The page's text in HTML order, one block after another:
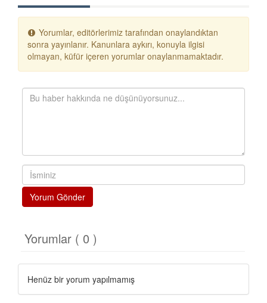
Yorumlar, editörlerimiz tarafından onaylandıktan
sonra yayınlanır. Kanunlara aykırı, konuyla ilgisi
olmayan, küfür içeren yorumlar onaylanmamaktadır.
Yorum Gönder
Yorumlar ( 0 )
Henüz bir yorum yapılmamış